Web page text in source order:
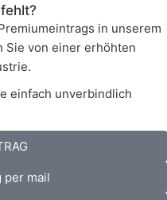
in unserem
Sie von einer erhöhten
einfach unverbindlich
per mail